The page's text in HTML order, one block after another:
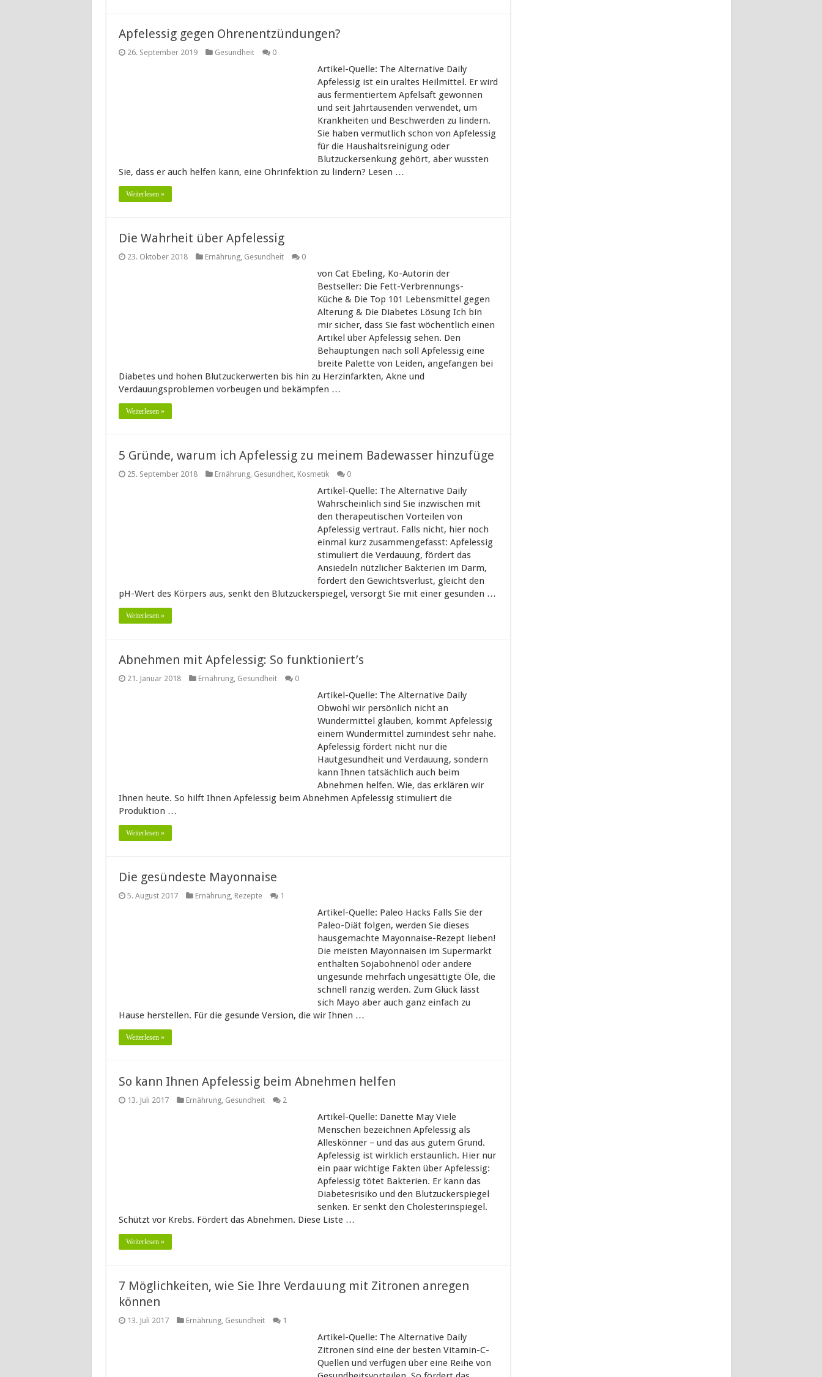
Apfelessig gegen Ohrenentzündungen?
26. September 2019 Gesundheit 0
Artikel-Quelle: The Alternative Daily
Apfelessig ist ein uraltes Heilmittel. Er wird
aus fermentiertem Apfelsaft gewonnen
und seit Jahrtausenden verwendet, um
Krankheiten und Beschwerden zu lindern.
Sie haben vermutlich schon von Apfelessig
für die Haushaltsreinigung oder
Blutzuckersenkung gehört, aber wussten
Sie, dass er auch helfen kann, eine Ohrinfektion zu lindern? Lesen …
Weiterlesen »
Die Wahrheit über Apfelessig
23. Oktober 2018 Ernährung, Gesundheit 0
von Cat Ebeling, Ko-Autorin der
Bestseller: Die Fett-Verbrennungs-
Küche & Die Top 101 Lebensmittel gegen
Alterung & Die Diabetes Lösung Ich bin
mir sicher, dass Sie fast wöchentlich einen
Artikel über Apfelessig sehen. Den
Behauptungen nach soll Apfelessig eine
breite Palette von Leiden, angefangen bei
Diabetes und hohen Blutzuckerwerten bis hin zu Herzinfarkten, Akne und
Verdauungsproblemen vorbeugen und bekämpfen …
Weiterlesen »
5 Gründe, warum ich Apfelessig zu meinem Badewasser hinzufüge
25. September 2018 Ernährung, Gesundheit, Kosmetik 0
Artikel-Quelle: The Alternative Daily
Wahrscheinlich sind Sie inzwischen mit
den therapeutischen Vorteilen von
Apfelessig vertraut. Falls nicht, hier noch
einmal kurz zusammengefasst: Apfelessig
stimuliert die Verdauung, fördert das
Ansiedeln nützlicher Bakterien im Darm,
fördert den Gewichtsverlust, gleicht den
pH-Wert des Körpers aus, senkt den Blutzuckerspiegel, versorgt Sie mit einer gesunden …
Weiterlesen »
Abnehmen mit Apfelessig: So funktioniert’s
21. Januar 2018 Ernährung, Gesundheit 0
Artikel-Quelle: The Alternative Daily
Obwohl wir persönlich nicht an
Wundermittel glauben, kommt Apfelessig
einem Wundermittel zumindest sehr nahe.
Apfelessig fördert nicht nur die
Hautgesundheit und Verdauung, sondern
kann Ihnen tatsächlich auch beim
Abnehmen helfen. Wie, das erklären wir
Ihnen heute. So hilft Ihnen Apfelessig beim Abnehmen Apfelessig stimuliert die
Produktion …
Weiterlesen »
Die gesündeste Mayonnaise
5. August 2017 Ernährung, Rezepte 1
Artikel-Quelle: Paleo Hacks Falls Sie der
Paleo-Diät folgen, werden Sie dieses
hausgemachte Mayonnaise-Rezept lieben!
Die meisten Mayonnaisen im Supermarkt
enthalten Sojabohnenöl oder andere
ungesunde mehrfach ungesättigte Öle, die
schnell ranzig werden. Zum Glück lässt
sich Mayo aber auch ganz einfach zu
Hause herstellen. Für die gesunde Version, die wir Ihnen …
Weiterlesen »
So kann Ihnen Apfelessig beim Abnehmen helfen
13. Juli 2017 Ernährung, Gesundheit 2
Artikel-Quelle: Danette May Viele
Menschen bezeichnen Apfelessig als
Alleskönner – und das aus gutem Grund.
Apfelessig ist wirklich erstaunlich. Hier nur
ein paar wichtige Fakten über Apfelessig:
Apfelessig tötet Bakterien. Er kann das
Diabetesrisiko und den Blutzuckerspiegel
senken. Er senkt den Cholesterinspiegel.
Schützt vor Krebs. Fördert das Abnehmen. Diese Liste …
Weiterlesen »
7 Möglichkeiten, wie Sie Ihre Verdauung mit Zitronen anregen
können
13. Juli 2017 Ernährung, Gesundheit 1
Artikel-Quelle: The Alternative Daily
Zitronen sind eine der besten Vitamin-C-
Quellen und verfügen über eine Reihe von